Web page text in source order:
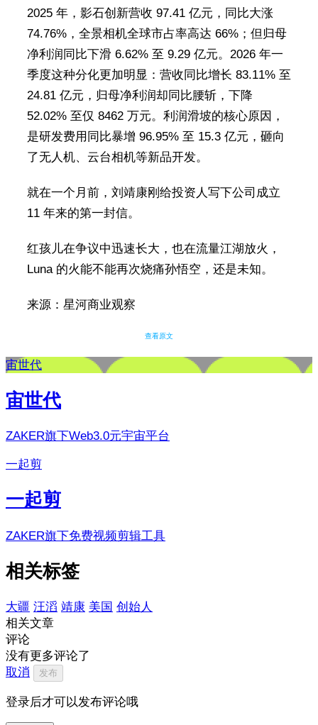
2025 年，影石创新营收 97.41 亿元，同比大涨
74.76%，全景相机全球市占率高达 66%；但归母
净利润同比下滑 6.62% 至 9.29 亿元。2026 年一
季度这种分化更加明显：营收同比增长 83.11% 至
24.81 亿元，归母净利润却同比腰斩，下降
52.02% 至仅 8462 万元。利润滑坡的核心原因，
是研发费用同比暴增 96.95% 至 15.3 亿元，砸向
了无人机、云台相机等新品开发。
就在一个月前，刘靖康刚给投资人写下公司成立
11 年来的第一封信。
红孩儿在争议中迅速长大，也在流量江湖放火，
Luna 的火能不能再次烧痛孙悟空，还是未知。
来源：星河商业观察
查看原文
宙世代
宙世代
ZAKER旗下Web3.0元宇宙平台
一起剪
一起剪
ZAKER旗下免费视频剪辑工具
相关标签
大疆 汪滔 靖康 美国 创始人
相关文章
评论
没有更多评论了
取消
发布
登录后才可以发布评论哦